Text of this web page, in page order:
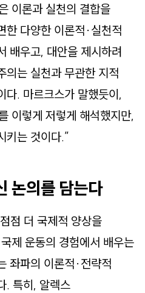
이론과 실천의 결합을
한 다양한 이론적·실천적
배우고, 대안을 제시하려
의는 실천과 무관한 지적
다. 마르크스가 말했듯이,
이렇게 저렇게 해석했지만,
키는 것이다.”
논의를 담는다
점 더 국제적 양상을
제 운동의 경험에서 배우는
좌파의 이론적·전략적
. 특히, 알렉스